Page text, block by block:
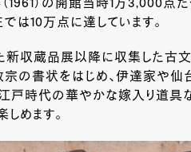
1961）の開館当時1万3,000点
は10万点に達しています。
新収蔵品展以降に収集した古
の書状をはじめ、伊達家や仙
戸時代の華やかな嫁入り道具
めます。